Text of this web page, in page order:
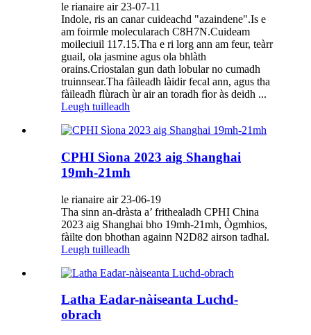
le rianaire air 23-07-11
Indole, ris an canar cuideachd "azaindene".Is e
am foirmle molecularach C8H7N.Cuideam
moileciuil 117.15.Tha e ri lorg ann am feur, teàrr
guail, ola jasmine agus ola bhlàth
orains.Criostalan gun dath lobular no cumadh
truinnsear.Tha fàileadh làidir fecal ann, agus tha
fàileadh flùrach ùr air an toradh fìor às deidh ...
Leugh tuilleadh
CPHI Sìona 2023 aig Shanghai
19mh-21mh
le rianaire air 23-06-19
Tha sinn an-dràsta a’ frithealadh CPHI China
2023 aig Shanghai bho 19mh-21mh, Ògmhios,
fàilte don bhothan againn N2D82 airson tadhal.
Leugh tuilleadh
Latha Eadar-nàiseanta Luchd-
obrach